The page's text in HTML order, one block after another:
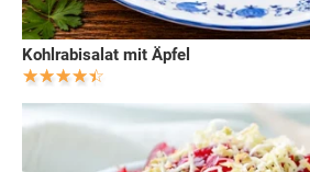
Kohlrabisalat mit Äpfel